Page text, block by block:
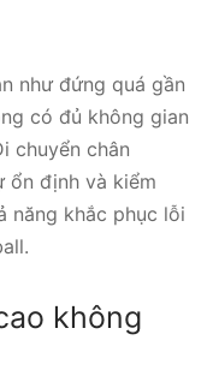
như đứng quá gần
có đủ không gian
chuyển chân
ổn định và kiểm
năng khắc phục lỗi
không